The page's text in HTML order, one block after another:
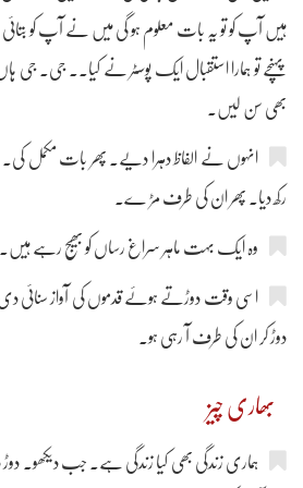
ہیں آپ کو تو یہ بات معلوم ہو گی میں نے آپ کو
پہنچے تو ہمارا استقبال ایک پوسٹر نے کیا۔۔ جی۔
بھی سن لیں۔
انہوں نے الفاظ دہرا دیے۔ پھر بات مکمل کی۔
رکھ دیا۔ پھر ان کی طرف مڑ ے۔
وہ ایک بہت ماہر سراغ رساں کو بھیج رہے ہیں۔
اسی وقت دوڑتے ہوئے قدموں کی آواز سنائی
دوڑ کر ان کی طرف آ رہی ہو۔
بھاری چیز
ہماری زندگی بھی کیا زندگی ہے۔ جب دیکھو۔